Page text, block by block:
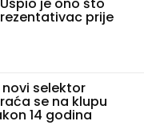
je ono što
prije
novi selektor
se na klupu
14 godina